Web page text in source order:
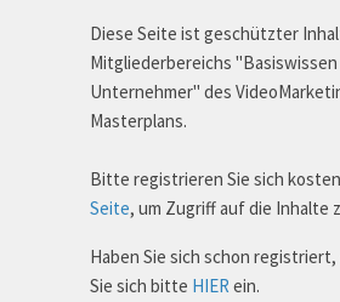
Diese Seite ist geschützter
Mitgliederbereichs
Unternehmer" des
Masterplans.
Bitte registrieren Sie sich
Seite, um Zugriff auf die Inhalte
Haben Sie sich schon
Sie sich bitte HIER ein.